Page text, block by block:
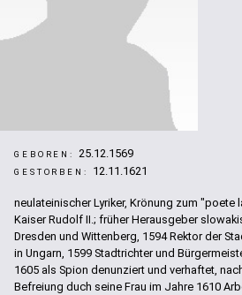
GEBOREN: 25.12.1569
GESTORBEN: 12.11.1621
neulateinischer Lyriker, Krönung zum "poete
Kaiser Rudolf II.; früher Herausgeber
Dresden und Wittenberg, 1594 Rektor der
in Ungarn, 1599 Stadtrichter und
1605 als Spion denunziert und verhaftet,
Befreiung duch seine Frau im Jahre 1610